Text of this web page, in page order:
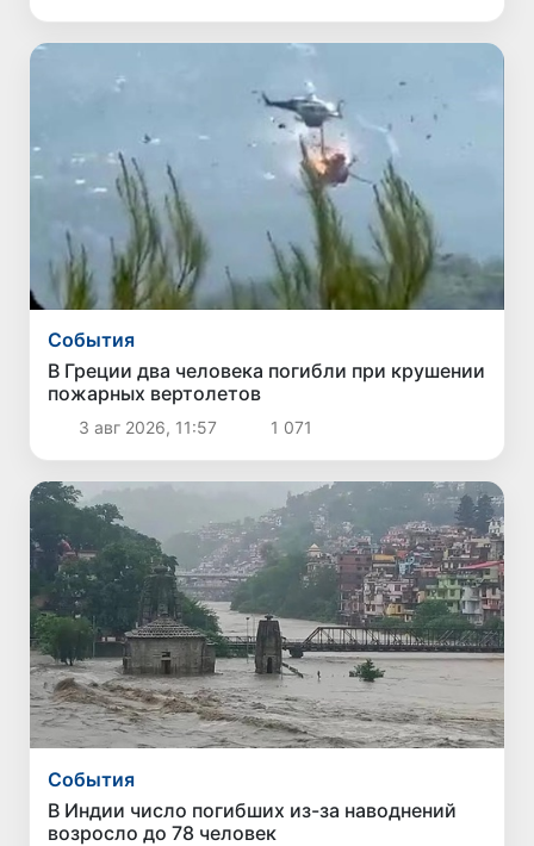
Cобытия
В Греции два человека погибли при крушении
пожарных вертолетов
3 авг 2026, 11:57 1 071
Cобытия
В Индии число погибших из-за наводнений
возросло до 78 человек